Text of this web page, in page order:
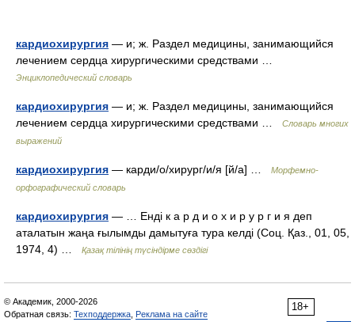
кардиохирургия — и; ж. Раздел медицины, занимающийся
лечением сердца хирургическими средствами …
Энциклопедический словарь
кардиохирургия — и; ж. Раздел медицины, занимающийся
лечением сердца хирургическими средствами …
Словарь многих
выражений
кардиохирургия — карди/о/хирург/и/я [й/а] …
Морфемно-
орфографический словарь
кардиохирургия — … Енді к а р д и о х и р у р г и я деп
аталатын жаңа ғылымды дамытуға тура келді (Соц. Қаз., 01, 05,
1974, 4) …
Қазақ тілінің түсіндірме сөздігі
18+
© Академик, 2000-2026
Обратная связь: Техподдержка Реклама на сайте